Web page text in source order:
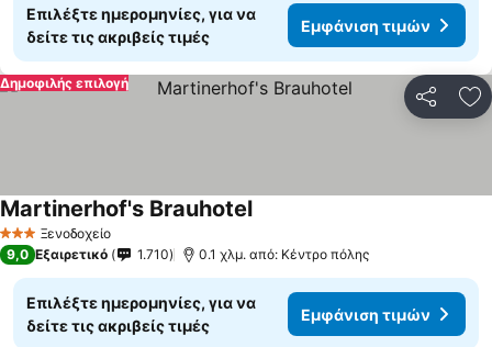
Επιλέξτε ημερομηνίες, για να
δείτε τις ακριβείς τιμές
Εμφάνιση τιμών
Δημοφιλής επιλογή
3 ΑστέριαΞενοδοχείο
Martinerhof's Brauhotel
9,0 Εξαιρετικό 1.710 0.1 χλμ. από: Κέντρο πόλης
Επιλέξτε ημερομηνίες, για να
δείτε τις ακριβείς τιμές
Εμφάνιση τιμών